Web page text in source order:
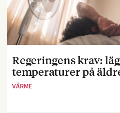
Regeringens krav:
temperaturer på
VÄRME